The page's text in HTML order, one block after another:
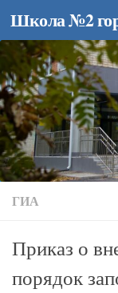
Перейти к
Школа №2
ГИА
Приказ о
порядок